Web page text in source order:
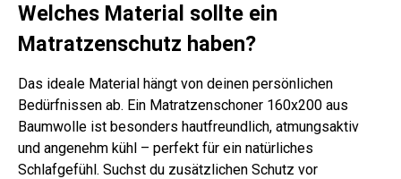
Welches Material sollte ein
Matratzenschutz haben?
Das ideale Material hängt von deinen persönlichen
Bedürfnissen ab. Ein Matratzenschoner 160x200 aus
Baumwolle ist besonders hautfreundlich, atmungsaktiv
und angenehm kühl – perfekt für ein natürliches
Schlafgefühl. Suchst du zusätzlichen Schutz vor